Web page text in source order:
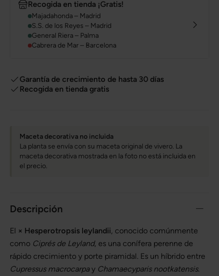
Recogida en tienda ¡Gratis!
Majadahonda – Madrid
S.S. de los Reyes – Madrid
General Riera – Palma
Cabrera de Mar – Barcelona
Garantía de crecimiento de hasta 30 días
Recogida en tienda gratis
Maceta decorativa no incluida
La planta se envía con su maceta original de vivero. La
maceta decorativa mostrada en la foto no está incluida en
el precio.
Descripción
El × Hesperotropsis leylandii, conocido comúnmente
como Ciprés de Leyland, es una conífera perenne de
rápido crecimiento y porte piramidal. Es un híbrido entre
Cupressus macrocarpay Chamaecyparis nootkatensis.